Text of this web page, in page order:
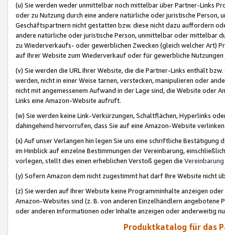
(u) Sie werden weder unmittelbar noch mittelbar über Partner-Links
oder zu Nutzung durch eine andere natürliche oder juristische
Geschäftspartnern nicht gestatten bzw. diese nicht dazu auffordern
andere natürliche oder juristische Person, unmittelbar oder mittelbar
zu Wiederverkaufs- oder gewerblichen Zwecken (gleich welcher Art)
auf Ihrer Website zum Wiederverkauf oder für gewerbliche
(v) Sie werden die URL Ihrer Website, die die Partner-Links enthält
werden, nicht in einer Weise tarnen, verstecken, manipulieren oder
nicht mit angemessenem Aufwand in der Lage sind, die Website oder
Links eine Amazon-Website aufruft.
(w) Sie werden keine Link-Verkürzungen, Schaltflächen, Hyperlinks
dahingehend hervorrufen, dass Sie auf eine Amazon-Website
(x) Auf unser Verlangen hin legen Sie uns eine schriftliche
im Hinblick auf einzelne Bestimmungen der Vereinbarung,
vorlegen, stellt dies einen erheblichen Verstoß gegen die Vereinbarung
(y) Sofern Amazon dem nicht zugestimmt hat darf Ihre Website nicht
(z) Sie werden auf Ihrer Website keine Programminhalte anzeigen
Amazon-Websites sind (z. B. von anderen Einzelhändlern
oder anderen Informationen oder Inhalte anzeigen oder anderweitig
Produktkatalog für das